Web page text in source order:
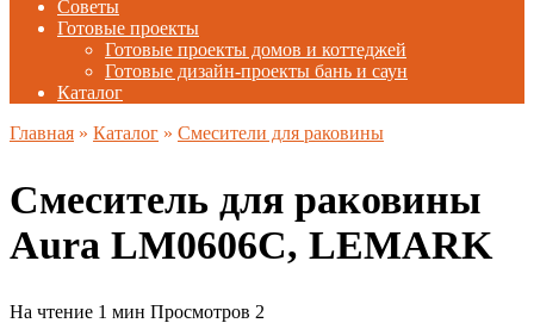
Советы
Готовые проекты
Готовые проекты домов и коттеджей
Готовые дизайн-проекты бань и саун
Каталог
Главная » Каталог » Смесители для раковины
Смеситель для раковины
Aura LM0606C, LEMARK
На чтение 1 мин Просмотров 2